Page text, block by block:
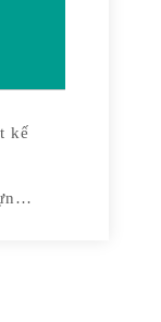
kế